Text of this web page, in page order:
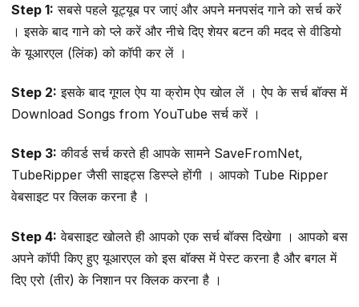
Step 1: सबसे पहले यूट्यूब पर जाएं और अपने मनपसंद गाने को सर्च करें
। इसके बाद गाने को प्ले करें और नीचे दिए शेयर बटन की मदद से वीडियो
के यूआरएल (लिंक) को कॉपी कर लें ।
Step 2: इसके बाद गूगल ऐप या क्रोम ऐप खोल लें । ऐप के सर्च बॉक्स में
Download Songs from YouTube सर्च करें ।
Step 3: कीवर्ड सर्च करते ही आपके सामने SaveFromNet,
TubeRipper जैसी साइट्स डिस्प्ले होंगी । आपको Tube Ripper
वेबसाइट पर क्लिक करना है ।
Step 4: वेबसाइट खोलते ही आपको एक सर्च बॉक्स दिखेगा । आपको बस
अपने कॉपी किए हुए यूआरएल को इस बॉक्स में पेस्ट करना है और बगल में
दिए एरो (तीर) के निशान पर क्लिक करना है ।